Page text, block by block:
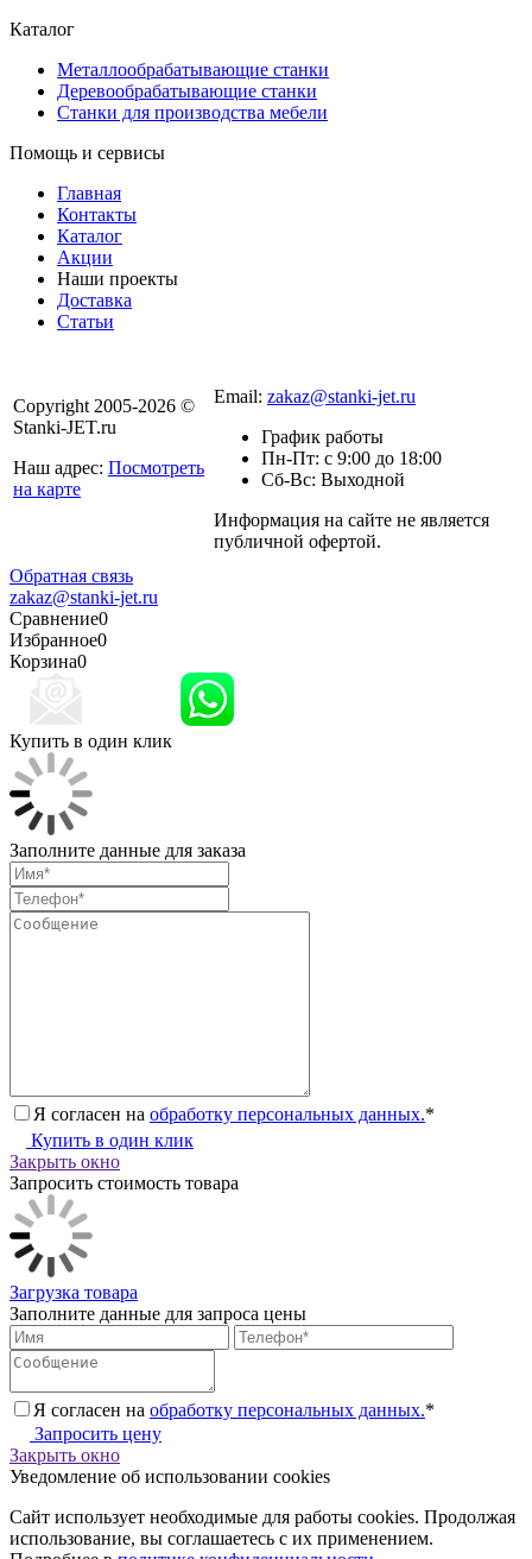
Каталог
Металлообрабатывающие станки
Деревообрабатывающие станки
Станки для производства мебели
Помощь и сервисы
Главная
Контакты
Каталог
Акции
Наши проекты
Доставка
Статьи
Copyright 2005-2026 ©
Stanki-JET.ru
Наш адрес: Посмотреть
на карте
Email: zakaz@stanki-jet.ru
График работы
Пн-Пт: с 9:00 до 18:00
Сб-Вс: Выходной
Информация на сайте не является
публичной офертой.
Обратная связь
zakaz@stanki-jet.ru
Сравнение0
Избранное0
Корзина0
Купить в один клик
Заполните данные для заказа
Я согласен на обработку персональных данных.*
Купить в один клик
Закрыть окно
Запросить стоимость товара
Загрузка товара
Заполните данные для запроса цены
Я согласен на обработку персональных данных.*
Запросить цену
Закрыть окно
Уведомление об использовании cookies
Сайт использует необходимые для работы cookies. Продолжая
использование, вы соглашаетесь с их применением.